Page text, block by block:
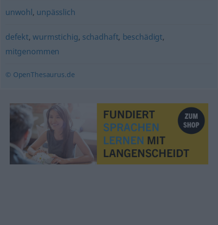
unwohl, unpässlich
defekt,wurmstichig, schadhaft, beschädigt,
mitgenommen
© OpenThesaurus.de